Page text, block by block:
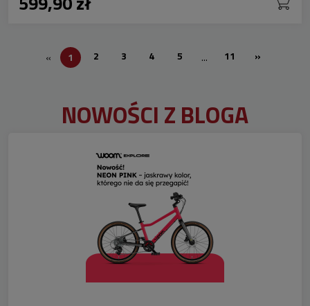
« 1 2 3 4 5 ... 11 »
NOWOŚCI Z BLOGA